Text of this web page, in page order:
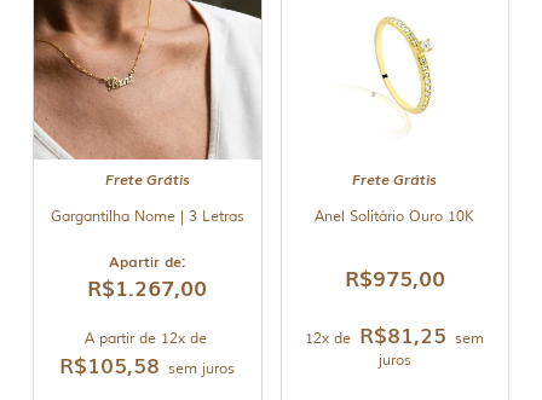
Frete Grátis
Gargantilha Nome | 3 Letras
Apartir de:
R$1.267,00
A partir de 12x de
R$105,58 sem juros
Frete Grátis
Anel Solitário Ouro 10K
R$975,00
12x de R$81,25 sem
juros